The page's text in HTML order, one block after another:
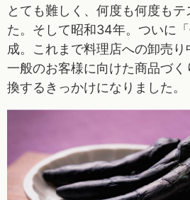
とても難しく、何度も何度も
た。そして昭和34年。ついに
成。これまで料理店への卸売り
一般のお客様に向けた商品づ
換するきっかけになりました。